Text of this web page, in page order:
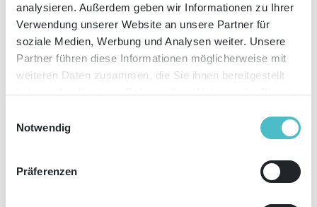
analysieren. Außerdem geben wir Informationen zu Ihrer
Verwendung unserer Website an unsere Partner für
soziale Medien, Werbung und Analysen weiter. Unsere
Partner führen diese Informationen möglicherweise mit
weiteren Daten zusammen, die Sie ihnen bereitgestellt
haben oder die sie im Rahmen Ihrer Nutzung der Dienste
Cookies, wenn Sie unsere Webseite weiterhin nutzen.
Notwendig
Präferenzen
Wie Pilze aus dem Boden wachsen sie derzeit: Start-ups. Dabei scheint es
Start-ups gemacht. Sie erfahren in diesem Artikel, wie Sie zukünftig Start-
ups und neue Unternehmen klar voneinander abgrenzen können, welche